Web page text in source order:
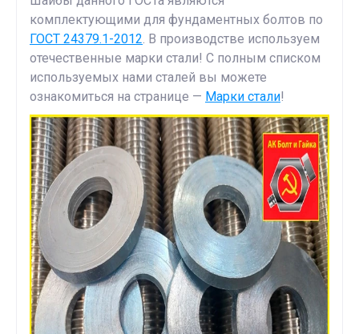
комплектующими для фундаментных болтов по
ГОСТ 24379.1-2012. В производстве используем
отечественные марки стали! С полным списком
используемых нами сталей вы можете
ознакомиться на странице — Марки стали!